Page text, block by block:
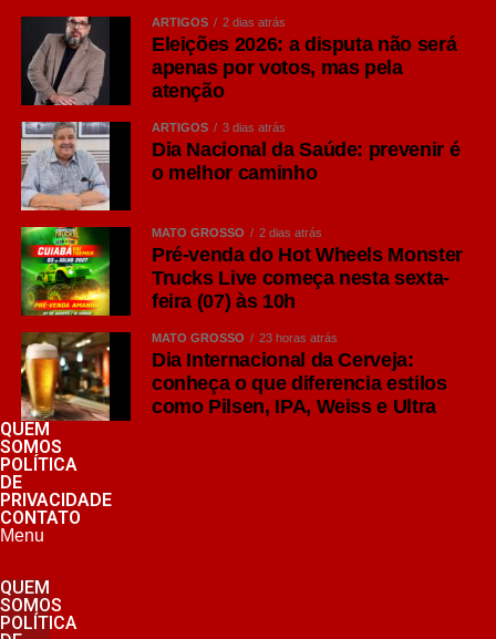
ARTIGOS 2 dias atrás
Eleições 2026: a disputa não será
apenas por votos, mas pela
atenção
ARTIGOS 3 dias atrás
Dia Nacional da Saúde: prevenir é
o melhor caminho
MATO GROSSO 2 dias atrás
Pré-venda do Hot Wheels Monster
Trucks Live começa nesta sexta-
feira (07) às 10h
MATO GROSSO 23 horas atrás
Dia Internacional da Cerveja:
conheça o que diferencia estilos
como Pilsen, IPA, Weiss e Ultra
QUEM
SOMOS
POLÍTICA
DE
PRIVACIDADE
CONTATO
Menu
QUEM
SOMOS
POLÍTICA